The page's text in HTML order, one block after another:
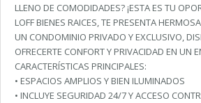
LLENO DE COMODIDADES? ¡ESTA ES TU
LOFF BIENES RAICES, TE PRESENTA
UN CONDOMINIO PRIVADO Y EXCLUSIVO,
OFRECERTE CONFORT Y PRIVACIDAD EN UN
CARACTERÍSTICAS PRINCIPALES:
• ESPACIOS AMPLIOS Y BIEN ILUMINADOS
• INCLUYE SEGURIDAD 24/7 Y ACCESO